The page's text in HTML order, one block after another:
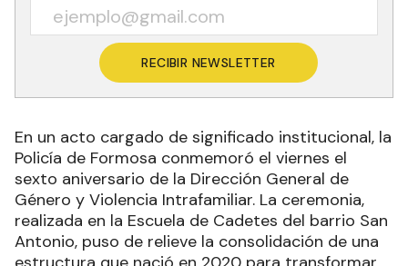
RECIBIR NEWSLETTER
En un acto cargado de significado institucional, la
Policía de Formosa conmemoró el viernes el
sexto aniversario de la Dirección General de
Género y Violencia Intrafamiliar. La ceremonia,
realizada en la Escuela de Cadetes del barrio San
Antonio, puso de relieve la consolidación de una